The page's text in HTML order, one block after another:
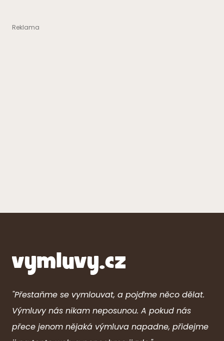
"Přestaňme se vymlouvat, a pojďme něco dělat.
Výmluvy nás nikam neposunou. A pokud nás
přece jenom nějaká výmluva napadne, přidejme